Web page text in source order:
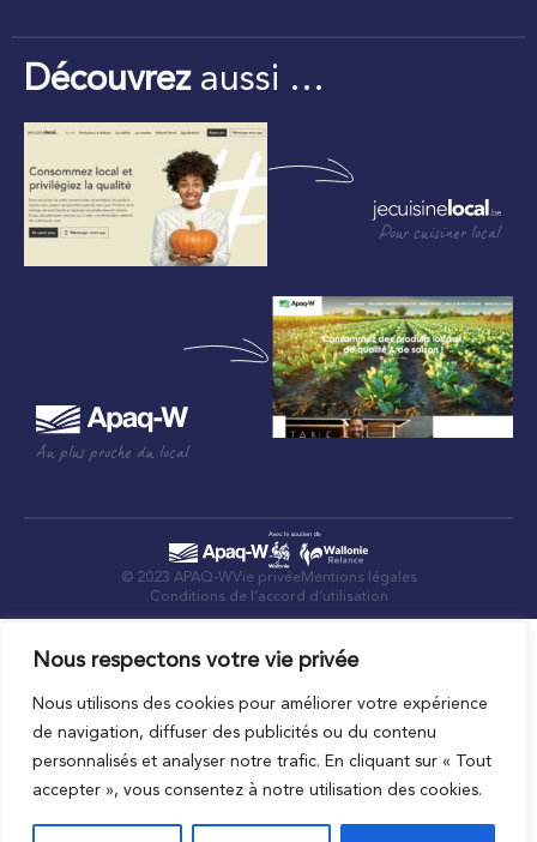
Nous respectons votre vie privée
Nous utilisons des cookies pour améliorer votre expérience
de navigation, diffuser des publicités ou du contenu
personnalisés et analyser notre trafic. En cliquant sur « Tout
accepter », vous consentez à notre utilisation des cookies.
Découvrezaussi …
Pour cuisiner local
Au plus proche du local
© 2023 APAQ-WVie privée Mentions légales
Conditions de l’accord d’utilisation